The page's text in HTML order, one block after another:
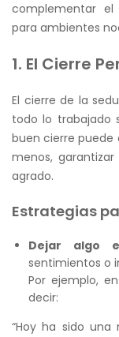
complementar
para ambientes
1. El Cierre
El cierre de la
todo lo trabajado
buen cierre puede
menos,
agrado.
Estrategias
Dejar algo
sentimientos o
Por ejemplo,
decir:
“Hoy ha sido una